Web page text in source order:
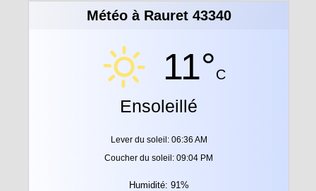
Météo à Rauret 43340
11°C
Ensoleillé
Lever du soleil: 06:36 AM
Coucher du soleil: 09:04 PM
Humidité: 91%